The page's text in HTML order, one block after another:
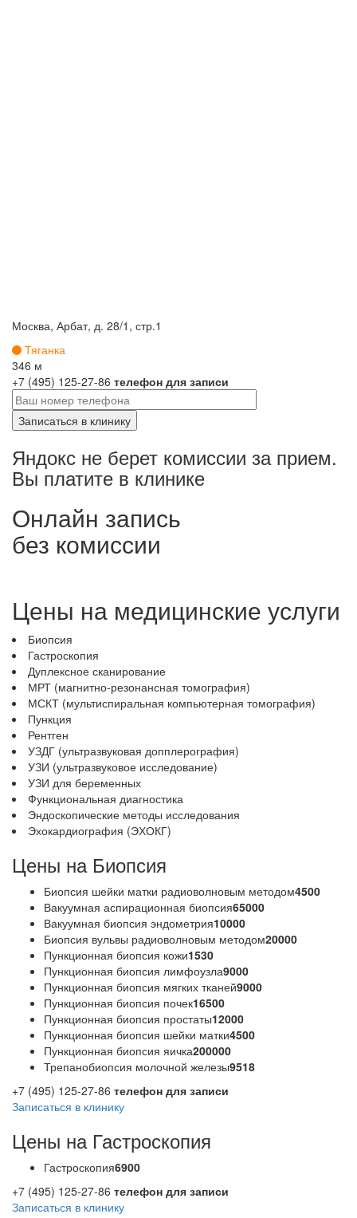
Москва, Арбат, д. 28/1, стр.1
Тяганка
346 м
+7 (495) 125-27-86 телефон для записи
Яндокс не берет комиссии за прием.
Вы платите в клинике
Онлайн запись
без комиссии
Цены на медицинские услуги
Биопсия
Гастроскопия
Дуплексное сканирование
МРТ (магнитно-резонансная томография)
МСКТ (мультиспиральная компьютерная томография)
Пункция
Рентген
УЗДГ (ультразвуковая допплерография)
УЗИ (ультразвуковое исследование)
УЗИ для беременных
Функциональная диагностика
Эндоскопические методы исследования
Эхокардиография (ЭХОКГ)
Цены на Биопсия
Биопсия шейки матки радиоволновым методом4500
Вакуумная аспирационная биопсия65000
Вакуумная биопсия эндометрия10000
Биопсия вульвы радиоволновым методом20000
Пункционная биопсия кожи1530
Пункционная биопсия лимфоузла9000
Пункционная биопсия мягких тканей9000
Пункционная биопсия почек16500
Пункционная биопсия простаты12000
Пункционная биопсия шейки матки4500
Пункционная биопсия яичка200000
Трепанобиопсия молочной железы9518
+7 (495) 125-27-86 телефон для записи
Записаться в клинику
Цены на Гастроскопия
Гастроскопия6900
+7 (495) 125-27-86 телефон для записи
Записаться в клинику